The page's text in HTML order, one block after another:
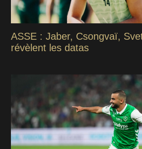
ASSE : Jaber, Csongvaï,
révèlent les datas